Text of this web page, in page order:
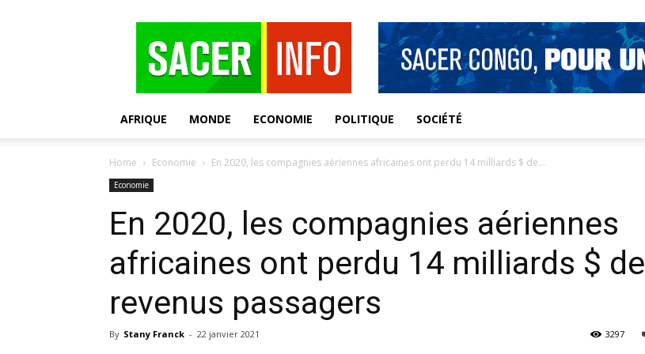
AFRIQUE MONDE ECONOMIE POLITIQUE SOCIÉTÉ
Home Economie En 2020, les compagnies aériennes africaines ont perdu 14 milliards $ de...
Economie
En 2020, les compagnies aériennes
africaines ont perdu 14 milliards $ de
revenus passagers
By Stany Franck - 22 janvier 2021 3297